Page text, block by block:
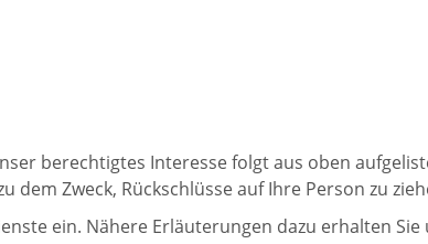
berechtigtes Interesse folgt aus oben
Zweck, Rückschlüsse auf Ihre Person zu
ein. Nähere Erläuterungen dazu erhalten